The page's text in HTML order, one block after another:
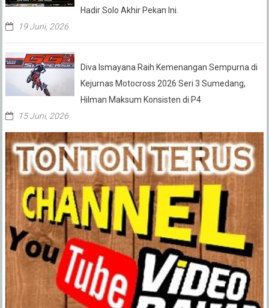
Hadir Solo Akhir Pekan Ini.
19 Juni, 2026
Diva Ismayana Raih Kemenangan Sempurna di
Kejurnas Motocross 2026 Seri 3 Sumedang,
Hilman Maksum Konsisten di P4
15 Juni, 2026